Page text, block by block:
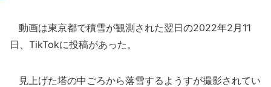
動画は東京都で積雪が観測された翌日の2022年2月11
日、TikTokに投稿があった。
見上げた塔の中ごろから落雪するようすが撮影されてい